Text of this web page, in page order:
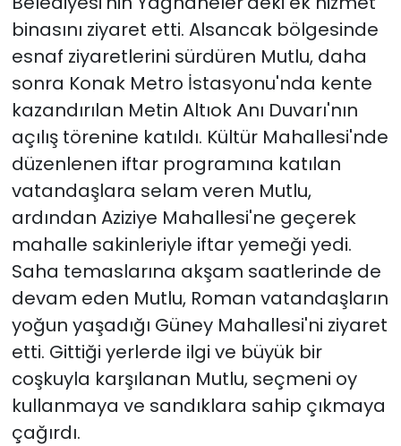
binasını ziyaret etti. Alsancak bölgesinde
esnaf ziyaretlerini sürdüren Mutlu, daha
sonra Konak Metro İstasyonu'nda kente
kazandırılan Metin Altıok Anı Duvarı'nın
açılış törenine katıldı. Kültür Mahallesi'nde
düzenlenen iftar programına katılan
vatandaşlara selam veren Mutlu,
ardından Aziziye Mahallesi'ne geçerek
mahalle sakinleriyle iftar yemeği yedi.
Saha temaslarına akşam saatlerinde de
devam eden Mutlu, Roman vatandaşların
yoğun yaşadığı Güney Mahallesi'ni ziyaret
etti. Gittiği yerlerde ilgi ve büyük bir
coşkuyla karşılanan Mutlu, seçmeni oy
kullanmaya ve sandıklara sahip çıkmaya
çağırdı.